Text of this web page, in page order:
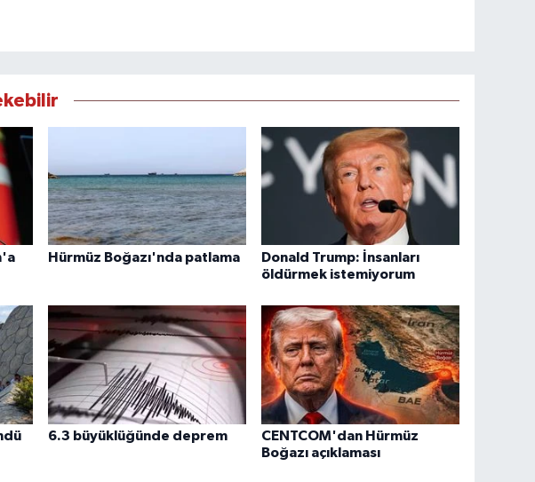
Hürmüz Boğazı'nda patlama
Donald Trump: İnsanları
öldürmek istemiyorum
6.3 büyüklüğünde deprem
CENTCOM'dan Hürmüz
Boğazı açıklaması